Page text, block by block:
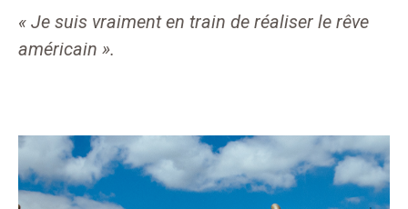
« Je suis vraiment en train de réaliser le rêve
américain ».